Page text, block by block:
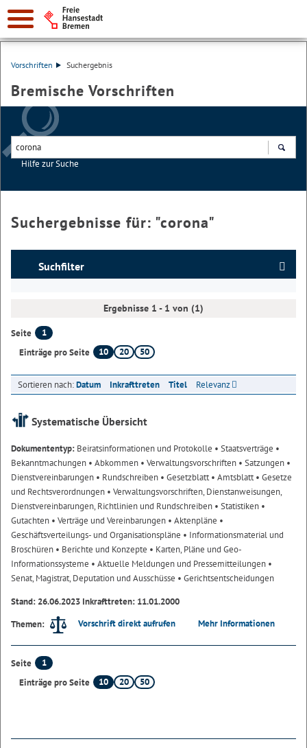
Vorschriften Suchergebnis
Bremische Vorschriften
Hilfe zur Suche
Suchergebnisse für: "corona"
Suchfilter
Ergebnisse 1 - 1 von (1)
Seite
1
Einträge pro Seite
10 20 50
Sortieren nach:Datum Inkrafttreten Titel Relevanz
Systematische Übersicht
Dokumententyp: Beiratsinformationen und Protokolle • Staatsverträge •
Bekanntmachungen • Abkommen • Verwaltungsvorschriften • Satzungen •
Dienstvereinbarungen • Rundschreiben • Gesetzblatt• Amtsblatt• Gesetze
und Rechtsverordnungen • Verwaltungsvorschriften, Dienstanweisungen,
Dienstvereinbarungen, Richtlinien und Rundschreiben • Statistiken •
Gutachten • Verträge und Vereinbarungen • Aktenpläne •
Geschäftsverteilungs- und Organisationspläne • Informationsmaterial und
Broschüren • Berichte und Konzepte • Karten, Pläne und Geo-
Informationssysteme • Aktuelle Meldungen und Pressemitteilungen •
Senat, Magistrat, Deputation und Ausschüsse • Gerichtsentscheidungen
Stand: 26.06.2023 Inkrafttreten: 11.01.2000
Themen:
Vorschrift direkt aufrufen Mehr Informationen
Seite
1
Einträge pro Seite
10 20 50